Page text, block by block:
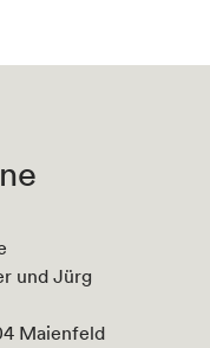
und Jürg
Maienfeld